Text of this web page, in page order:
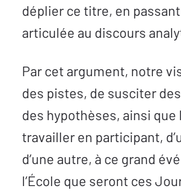
déplier ce titre, en
articulée au discours
Par cet argument, notre
des pistes, de susciter
des hypothèses, ainsi que
travailler en participant,
d’une autre, à ce grand
l’École que seront ces